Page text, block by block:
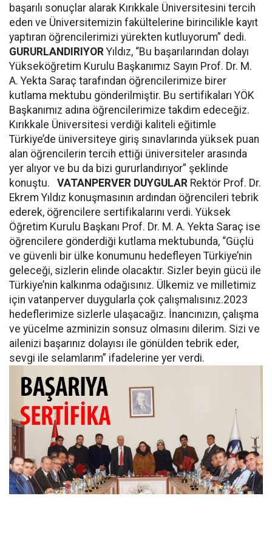
başarılı sonuçlar alarak Kırıkkale Üniversitesini tercih
eden ve Üniversitemizin fakültelerine birincilikle kayıt
yaptıran öğrencilerimizi yürekten kutluyorum” dedi.
GURURLANDIRIYOR Yıldız, “Bu başarılarından dolayı
Yükseköğretim Kurulu Başkanımız Sayın Prof. Dr. M.
A. Yekta Saraç tarafından öğrencilerimize birer
kutlama mektubu gönderilmiştir. Bu sertifikaları YÖK
Başkanımız adına öğrencilerimize takdim edeceğiz.
Kırıkkale Üniversitesi verdiği kaliteli eğitimle
Türkiye’de üniversiteye giriş sınavlarında yüksek puan
alan öğrencilerin tercih ettiği üniversiteler arasında
yer alıyor ve bu da bizi gururlandırıyor” şeklinde
konuştu. VATANPERVER DUYGULAR Rektör Prof. Dr.
Ekrem Yıldız konuşmasının ardından öğrencileri tebrik
ederek, öğrencilere sertifikalarını verdi. Yüksek
Öğretim Kurulu Başkanı Prof. Dr. M. A. Yekta Saraç ise
öğrencilere gönderdiği kutlama mektubunda, “Güçlü
ve güvenli bir ülke konumunu hedefleyen Türkiye’nin
geleceği, sizlerin elinde olacaktır. Sizler beyin gücü ile
Türkiye’nin kalkınma odağısınız. Ülkemiz ve milletimiz
için vatanperver duygularla çok çalışmalısınız.2023
hedeflerimize sizlerle ulaşacağız. İnancınızın, çalışma
ve yücelme azminizin sonsuz olmasını dilerim. Sizi ve
ailenizi başarınız dolayısı ile gönülden tebrik eder,
sevgi ile selamlarım” ifadelerine yer verdi.